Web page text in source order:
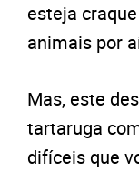
esteja
animais por
Mas, este
tartaruga
difíceis que